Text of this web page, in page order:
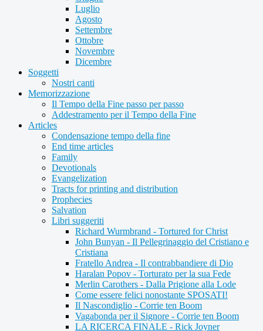
Luglio
Agosto
Settembre
Ottobre
Novembre
Dicembre
Soggetti
Nostri canti
Memorizzazione
Il Tempo della Fine passo per passo
Addestramento per il Tempo della Fine
Articles
Condensazione tempo della fine
End time articles
Family
Devotionals
Evangelization
Tracts for printing and distribution
Prophecies
Salvation
Libri suggeriti
Richard Wurmbrand - Tortured for Christ
John Bunyan - Il Pellegrinaggio del Cristiano e
Cristiana
Fratello Andrea - Il contrabbandiere di Dio
Haralan Popov - Torturato per la sua Fede
Merlin Carothers - Dalla Prigione alla Lode
Come essere felici nonostante SPOSATI!
Il Nascondiglio - Corrie ten Boom
Vagabonda per il Signore - Corrie ten Boom
LA RICERCA FINALE - Rick Joyner